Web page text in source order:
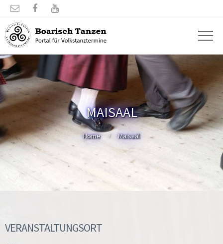
  
MAISAAL
Home Maisaal
VERANSTALTUNGSORT